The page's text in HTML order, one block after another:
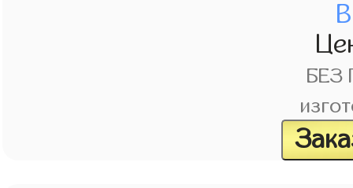
БЕЗ